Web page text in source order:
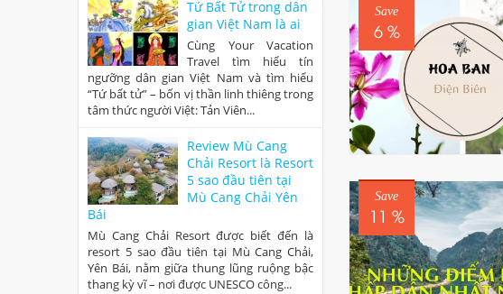
Tứ Bất Tử trong dân
gian Việt Nam là ai
Cùng Your Vacation
Travel tìm hiểu tín
ngưỡng dân gian Việt Nam và tìm hiểu
“Tứ bất tử” – bốn vị thần linh thiêng trong
tâm thức người Việt: Tản Viên...
Review Mù Cang
Chải Resort là Resort
5 sao đầu tiên tại
Mù Cang Chải Yên
Bái
Mù Cang Chải Resort được biết đến là
resort 5 sao đầu tiên tại Mù Cang Chải,
Yên Bái, nằm giữa thung lũng ruộng bậc
thang kỳ vĩ – nơi được UNESCO công...
Save
6 %
Save
11 %